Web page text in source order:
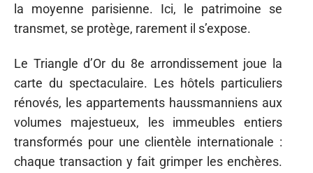
la moyenne parisienne. Ici, le patrimoine se
transmet, se protège, rarement il s’expose.
Le Triangle d’Or du 8e arrondissement joue la
carte du spectaculaire. Les hôtels particuliers
rénovés, les appartements haussmanniens aux
volumes majestueux, les immeubles entiers
transformés pour une clientèle internationale :
chaque transaction y fait grimper les enchères.